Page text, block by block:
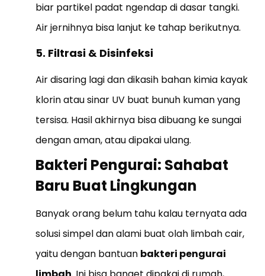
biar partikel padat ngendap di dasar tangki.
Air jernihnya bisa lanjut ke tahap berikutnya.
5. Filtrasi & Disinfeksi
Air disaring lagi dan dikasih bahan kimia kayak
klorin atau sinar UV buat bunuh kuman yang
tersisa. Hasil akhirnya bisa dibuang ke sungai
dengan aman, atau dipakai ulang.
Bakteri Pengurai: Sahabat
Baru Buat Lingkungan
Banyak orang belum tahu kalau ternyata ada
solusi simpel dan alami buat olah limbah cair,
yaitu dengan bantuan bakteri pengurai